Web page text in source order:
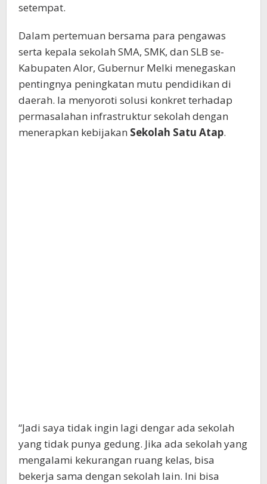
setempat.
Dalam pertemuan bersama para pengawas
serta kepala sekolah SMA, SMK, dan SLB se-
Kabupaten Alor, Gubernur Melki menegaskan
pentingnya peningkatan mutu pendidikan di
daerah. Ia menyoroti solusi konkret terhadap
permasalahan infrastruktur sekolah dengan
menerapkan kebijakan Sekolah Satu Atap.
“Jadi saya tidak ingin lagi dengar ada sekolah
yang tidak punya gedung. Jika ada sekolah yang
mengalami kekurangan ruang kelas, bisa
bekerja sama dengan sekolah lain. Ini bisa